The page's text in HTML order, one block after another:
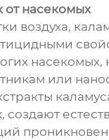
насекомых
воздуха,
насекомых,
или
создают